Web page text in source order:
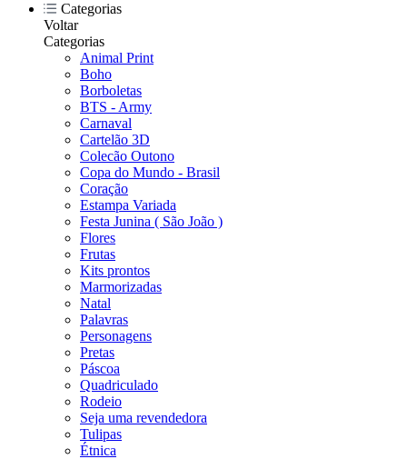
Categorias
Voltar
Categorias
Animal Print
Boho
Borboletas
BTS - Army
Carnaval
Cartelão 3D
Colecão Outono
Copa do Mundo - Brasil
Coração
Estampa Variada
Festa Junina ( São João )
Flores
Frutas
Kits prontos
Marmorizadas
Natal
Palavras
Personagens
Pretas
Páscoa
Quadriculado
Rodeio
Seja uma revendedora
Tulipas
Étnica